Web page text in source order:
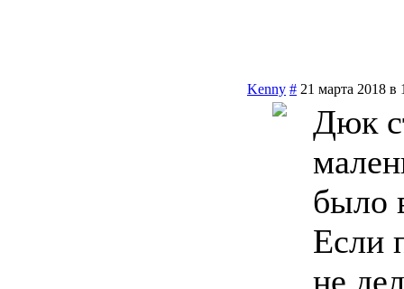
Kenny # 21 марта 2018 в
Дюк
было
Если
не